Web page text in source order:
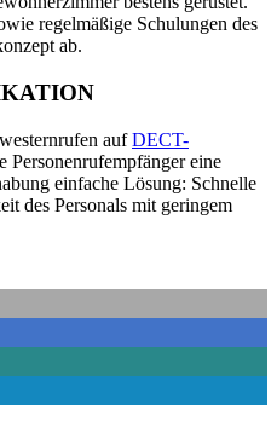
regelmäßige Schulungen des
ab.
aufDECT-
Personenrufempfänger eine
einfache Lösung: Schnelle
des Personals mit geringem